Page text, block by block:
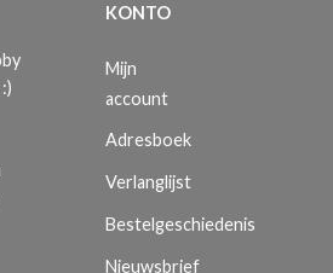
KONTO
Mijn
account
Adresboek
Verlanglijst
Bestelgeschiedenis
Nieuwsbrief